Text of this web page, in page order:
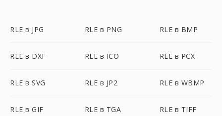
RLE в JPG RLE в PNG RLE в BMP
RLE в DXF RLE в ICO RLE в PCX
RLE в SVG RLE в JP2 RLE в WBMP
RLE в GIF RLE в TGA RLE в TIFF